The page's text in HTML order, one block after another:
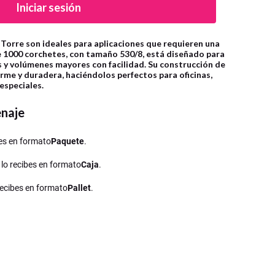
Iniciar sesión
son ideales para aplicaciones que requieren una
corchetes, con tamaño 530/8, está diseñado para
volúmenes mayores con facilidad. Su construcción de
y duradera, haciéndolos perfectos para oficinas,
en formatoPaquete.
lo recibes en formatoCaja.
en formatoPallet.